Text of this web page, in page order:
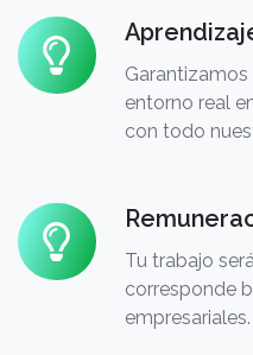
Garantizamos
entorno real
con todo
Aprendizaje
Tu trabajo
corresponde
empresariales.
Remuneración